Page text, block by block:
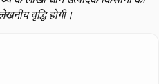
वृद्धि होगी।